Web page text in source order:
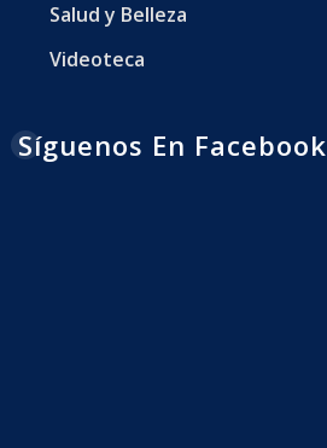
Salud y Belleza
Videoteca
Síguenos En Facebook